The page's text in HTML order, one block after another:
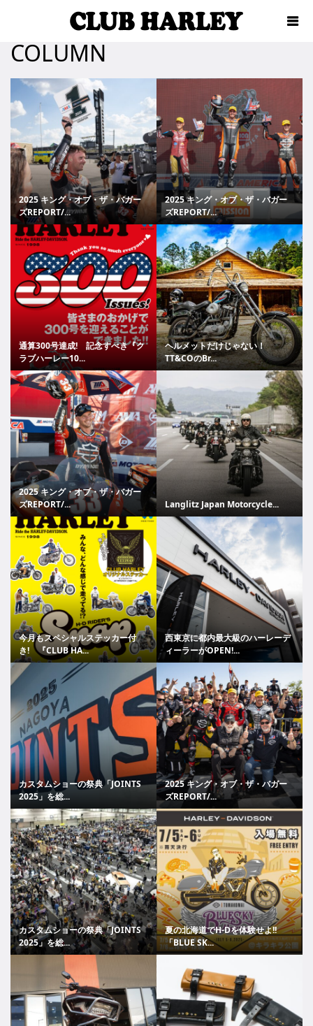
COLUMN
2025 キング・オブ・ザ・バガー
ズREPORT/...
2025 キング・オブ・ザ・バガー
ズREPORT/...
通算300号達成! 記念すべき『ク
ラブハーレー10...
ヘルメットだけじゃない！
TT&COのBr...
2025 キング・オブ・ザ・バガー
ズREPORT/...
Langlitz Japan Motorcycle...
今月もスペシャルステッカー付
き! 『CLUB HA...
西東京に都内最大級のハーレーデ
ィーラーがOPEN!...
カスタムショーの祭典「JOINTS
2025」を総...
2025 キング・オブ・ザ・バガー
ズREPORT/...
カスタムショーの祭典「JOINTS
2025」を総...
夏の北海道でH-Dを体験せよ!!
「BLUE SK...